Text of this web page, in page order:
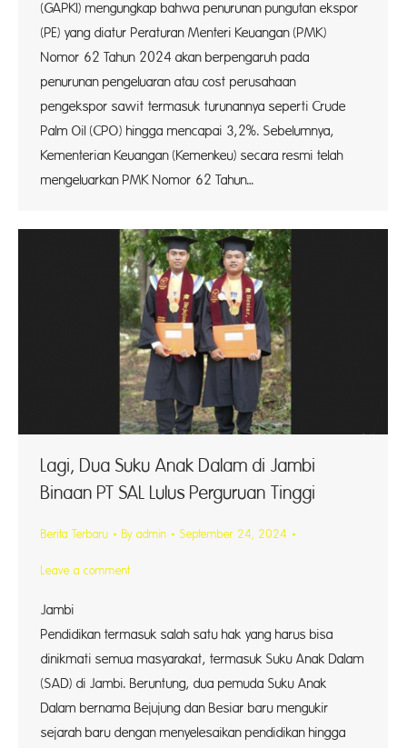
(GAPKI) mengungkap bahwa penurunan pungutan ekspor
(PE) yang diatur Peraturan Menteri Keuangan (PMK)
Nomor 62 Tahun 2024 akan berpengaruh pada
penurunan pengeluaran atau cost perusahaan
pengekspor sawit termasuk turunannya seperti Crude
Palm Oil (CPO) hingga mencapai 3,2%. Sebelumnya,
Kementerian Keuangan (Kemenkeu) secara resmi telah
mengeluarkan PMK Nomor 62 Tahun…
Lagi, Dua Suku Anak Dalam di Jambi
Binaan PT SAL Lulus Perguruan Tinggi
Berita Terbaru By admin September 24, 2024
Leave a comment
Pendidikan termasuk salah satu hak yang harus bisa
dinikmati semua masyarakat, termasuk Suku Anak Dalam
(SAD) di Jambi. Beruntung, dua pemuda Suku Anak
Dalam bernama Bejujung dan Besiar baru mengukir
sejarah baru dengan menyelesaikan pendidikan hingga